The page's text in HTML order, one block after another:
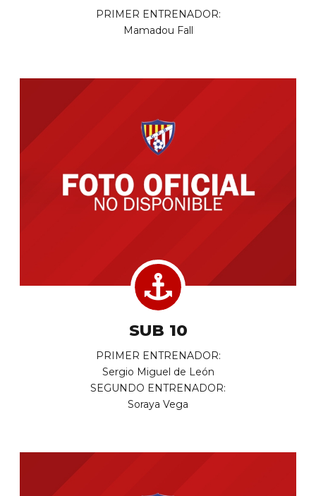
PRIMER ENTRENADOR:
Mamadou Fall
SUB 10
PRIMER ENTRENADOR:
Sergio Miguel de León
SEGUNDO ENTRENADOR:
Soraya Vega